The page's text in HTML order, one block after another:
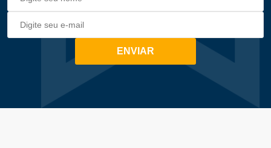
ENVIAR